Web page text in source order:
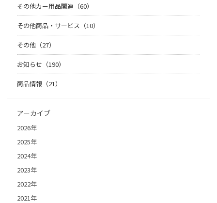
その他カー用品関連（60）
その他商品・サービス（10）
その他（27）
お知らせ（190）
商品情報（21）
アーカイブ
2026年
2025年
2024年
2023年
2022年
2021年